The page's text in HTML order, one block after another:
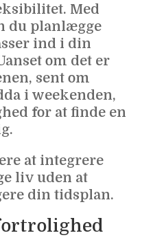
Med
du planlægge
ind i din
om det er
sent om
i weekenden,
for at finde en
at integrere
liv uden at
din tidsplan.